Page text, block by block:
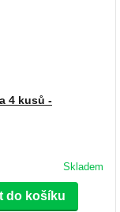
4 kusů -
Skladem
do košíku